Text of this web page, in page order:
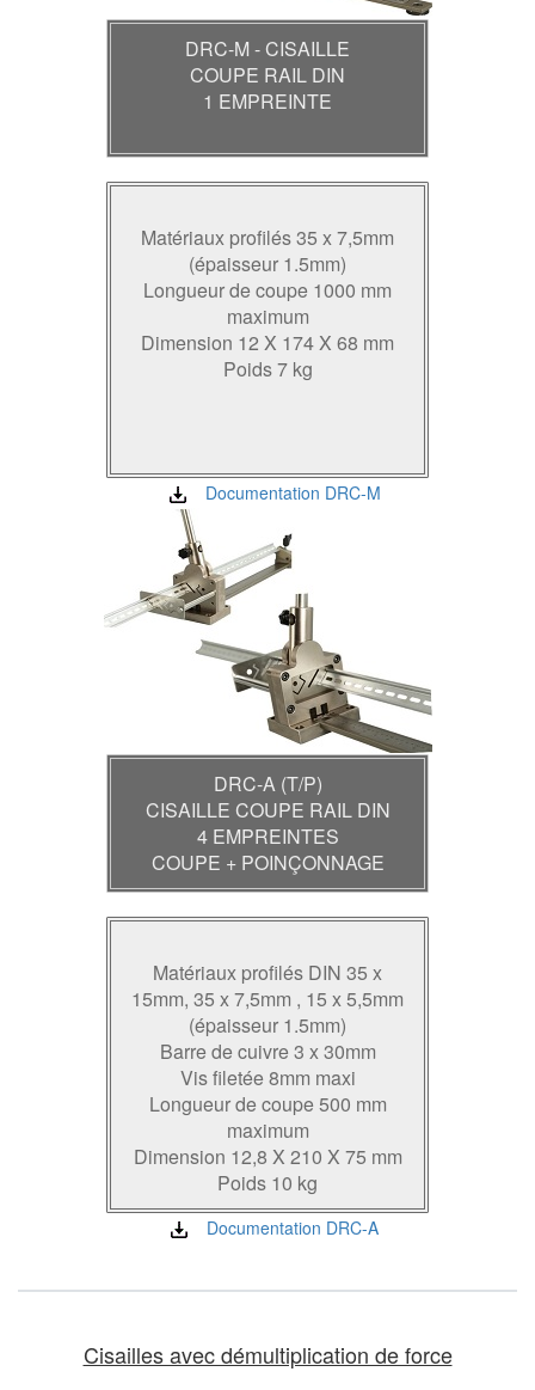
DRC-M - CISAILLE
COUPE RAIL DIN
1 EMPREINTE
Matériaux profilés 35 x 7,5mm
(épaisseur 1.5mm)
Longueur de coupe 1000 mm
maximum
Dimension 12 X 174 X 68 mm
Poids 7 kg
Documentation DRC-M
DRC-A (T/P)
CISAILLE COUPE RAIL DIN
4 EMPREINTES
COUPE + POINÇONNAGE
Matériaux profilés DIN 35 x
15mm, 35 x 7,5mm , 15 x 5,5mm
(épaisseur 1.5mm)
Barre de cuivre 3 x 30mm
Vis filetée 8mm maxi
Longueur de coupe 500 mm
maximum
Dimension 12,8 X 210 X 75 mm
Poids 10 kg
Documentation DRC-A
Cisailles avec démultiplication de force